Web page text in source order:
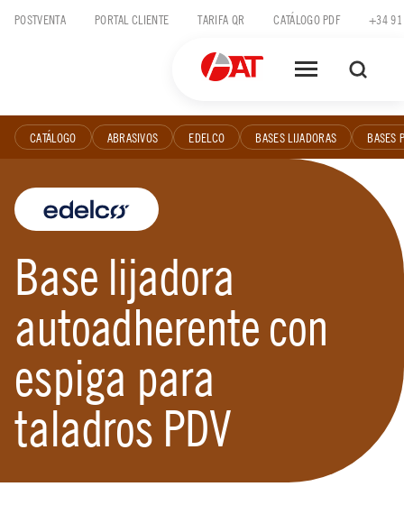
SkipPOSTVENTA PORTAL CLIENTE TARIFA QR CATÁLOGO PDF +34
CATÁLOGO ABRASIVOS EDELCO BASES LIJADORAS BASES
Base lijadora
autoadherente con
espiga para
taladros PDV